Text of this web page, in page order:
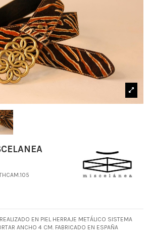
EN PIEL HERRAJE METÁLICO SISTEMA
ANCHO 4 CM. FABRICADO EN ESPAÑA